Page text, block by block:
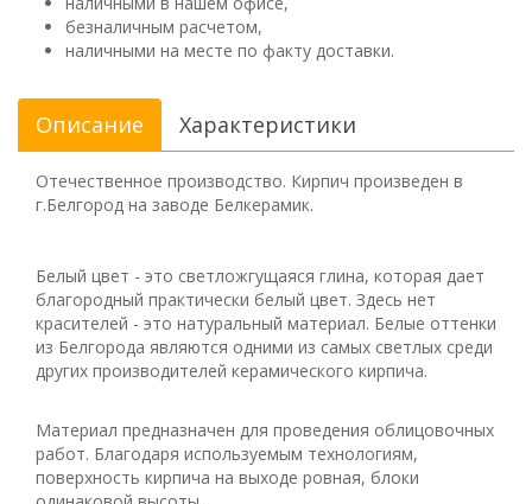
безналичным расчетом,
наличными на месте по факту доставки.
Описание Характеристики
Отечественное производство. Кирпич произведен в
г.Белгород на заводе Белкерамик.
Белый цвет - это светложгущаяся глина, которая дает
благородный практически белый цвет. Здесь нет
красителей - это натуральный материал. Белые оттенки
из Белгорода являются одними из самых светлых среди
других производителей керамического кирпича.
Материал предназначен для проведения облицовочных
работ. Благодаря используемым технологиям,
поверхность кирпича на выходе ровная, блоки